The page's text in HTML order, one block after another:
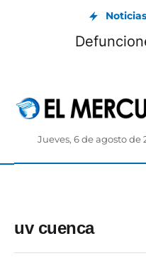
Jueves, 6 de agosto de
uv cuenca